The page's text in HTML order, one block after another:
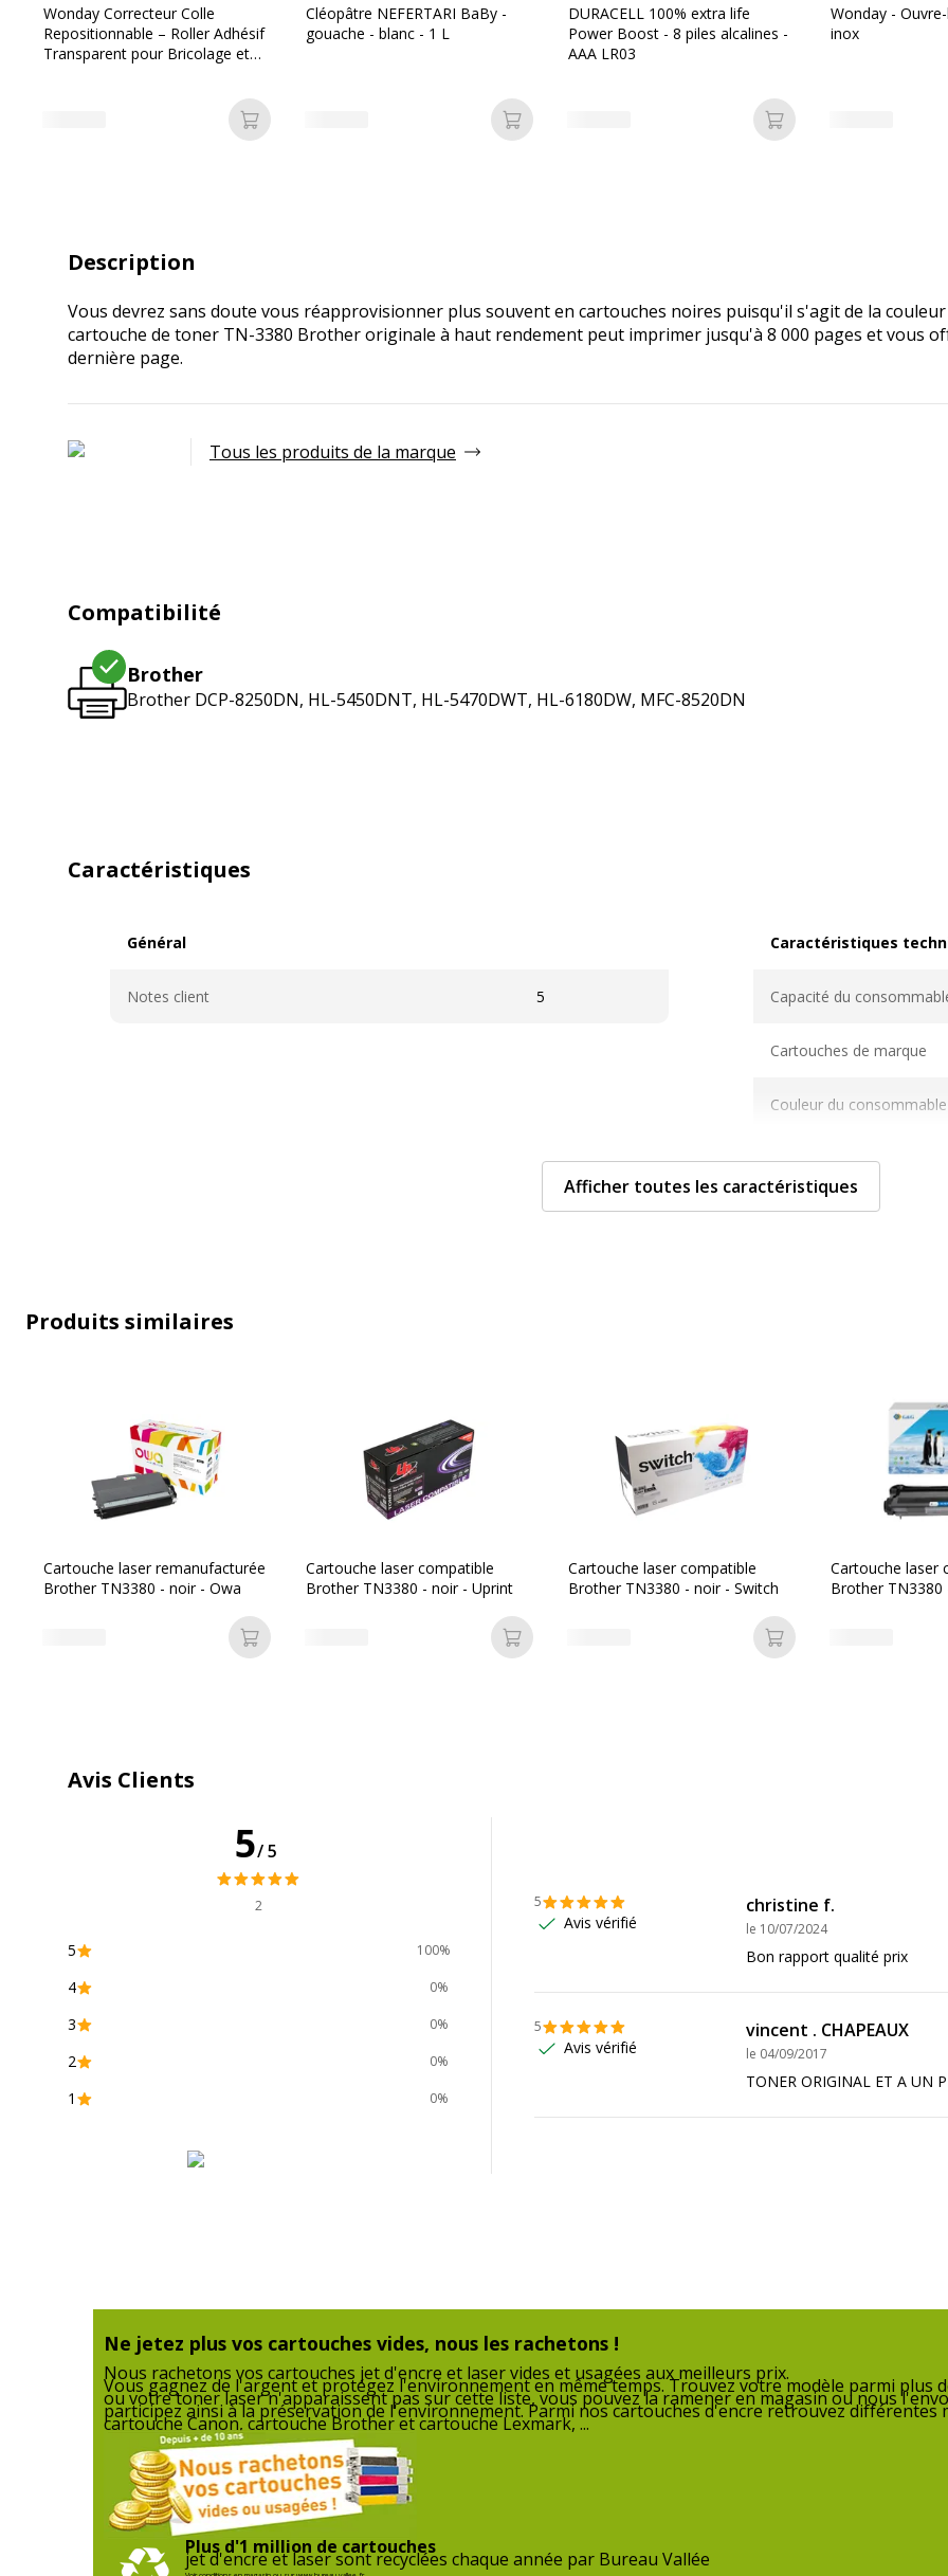
Wonday Correcteur Colle
Repositionnable – Roller Adhésif
Transparent pour Bricolage et
Ajouter au panier
Cléopâtre NEFERTARI BaBy -
gouache - blanc - 1 L
Ajouter au panier
DURACELL 100% extra life
Power Boost - 8 piles alcalines -
AAA LR03
Ajouter au panier
Wonday -
inox
Description
Vous devrez sans doute vous réapprovisionner plus souvent en cartouches noires puisqu'il s'agit de la
cartouche de toner TN-3380 Brother originale à haut rendement peut imprimer jusqu'à 8 000 pages et vous
dernière page.
Tous les produits de la marque
Compatibilité
Brother
Brother DCP-8250DN, HL-5450DNT, HL-5470DWT, HL-6180DW, MFC-8520DN
Caractéristiques
Général
Notes client 5
Caractéristiques
Capacité du
Cartouches de marque
Couleur du consommable
Couverture du cycle
Nombre de pages
Caractéristiques générales
Caractéristiques générales
Catégorie d'accessoire Consommables d'impression
Catégorie de consommable Cartouches
Couleur de l'article
Données d'identification
Données
Code barre maitre
Référence produit fabricant
détaillée du produit
Largeur emballée
Profondeur emballée
Quantité emballée
Largeur 29 cm
Profondeur
Afficher toutes les caractéristiques
Produits similaires
Cartouche laser remanufacturée
Brother TN3380 - noir - Owa
Ajouter au panier
Cartouche laser compatible
Brother TN3380 - noir - Uprint
Ajouter au panier
Cartouche laser compatible
Brother TN3380 - noir - Switch
Ajouter au panier
Cartouche laser
Brother TN3380
Avis Clients
5/5
2
5 100%
4 0%
3 0%
2 0%
1 0%
5
Avis vérifié
christine f.
le 10/07/2024
Bon rapport qualité prix
5
Avis vérifié
vincent . CHAPEAUX
le 04/09/2017
TONER ORIGINAL ET A UN
Ne jetez plus vos cartouches vides, nous les rachetons !
Nous rachetons vos cartouches jet d'encre et laser vides et usagées aux meilleurs prix.
Vous gagnez de l'argent et protégez l'environnement en même temps. Trouvez votre modèle parmi plus
ou votre toner laser n'apparaissent pas sur cette liste, vous pouvez la ramener en magasin ou nous
participez ainsi à la préservation de l'environnement. Parmi nos cartouches d'encre retrouvez différentes
cartouche Canon, cartouche Brother et cartouche Lexmark, ...
Plus d'1 million de cartouches
jet d'encre et laser sont recyclées chaque année par Bureau Vallée